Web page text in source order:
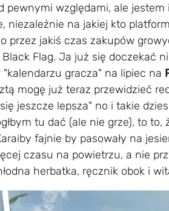
pewnymi względami, ale jestem
niezależnie na jakiej kto
przez jakiś czas zakupów
Flag. Ja już się doczekać
"kalendarzu gracza" na lipiec na
mogę już teraz przewidzieć
jeszcze lepsza" no i takie
tu dać (ale nie grze), to to,
fajnie by pasowały na
czasu na powietrzu, a nie
herbatka, ręcznik obok i